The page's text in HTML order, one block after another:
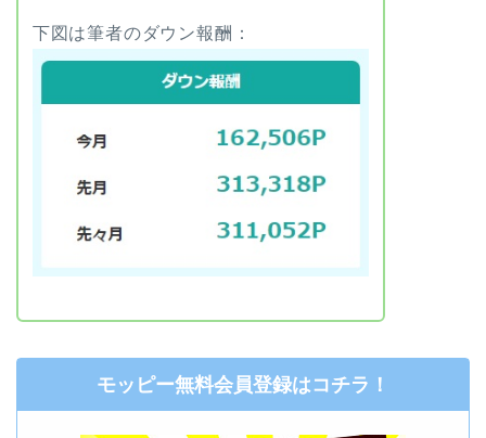
下図は筆者のダウン報酬：
モッピー無料会員登録はコチラ！